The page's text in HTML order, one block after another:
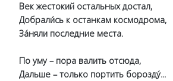
Век жестокий остальных достал,
Добрали́сь к останкам космодрома,
За́няли последние места.
По уму – пора валить отсюда,
Дальше – только портить борозду́...